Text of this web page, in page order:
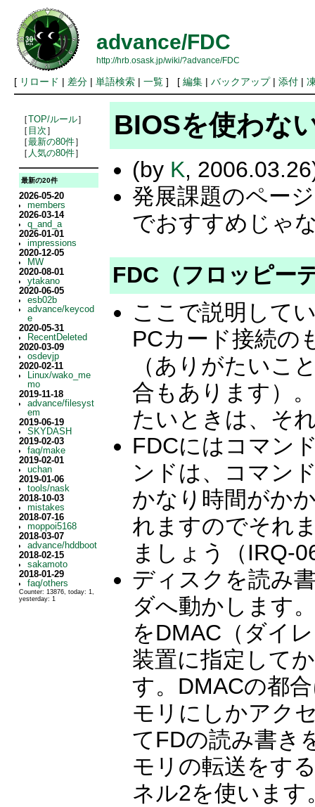
advance/FDC
http://hrb.osask.jp/wiki/?advance/FDC
[ リロード | 差分| 単語検索| 一覧] [ 編集| バックアップ| 添付|
［TOP/ルール］
［ 目次 ］
［最新の80件］
［ 人気の80件］
最新の20件
2026-05-20
members
2026-03-14
q_and_a
2026-01-01
impressions
2020-12-05
MW
2020-08-01
ytakano
2020-06-05
esb02b
advance/keycod
e
2020-05-31
RecentDeleted
2020-03-09
osdevjp
2020-02-11
Linux/wako_me
mo
2019-11-18
advance/filesyst
em
2019-06-19
SKYDASH
2019-02-03
faq/make
2019-02-01
uchan
2019-01-06
tools/nask
2018-10-03
mistakes
2018-07-16
moppoi5168
2018-03-07
advance/hddboot
2018-02-15
sakamoto
2018-01-29
faq/others
Counter: 13876, today: 1,
yesterday: 1
BIOSを使わな
(by K,
発展課題のペー
でおすすめじゃ
FDC（フロッピー
ここで説明して
PCカード接続の
（ありがたいこ
合もあります）
たいときは、そ
FDCにはコマン
ンドは、コマン
かなり時間がか
れますのでそれ
ましょう（IRQ-
ディスクを読み
ダへ動かします
をDMAC（ダイ
装置に指定して
す。DMACの都
モリにしかアク
てFDの読み書き
モリの転送をす
ネル2を使います